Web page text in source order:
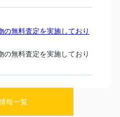
の無料査定を実施しており
の無料査定を実施しており
てご購入をお考えの方は、
報一覧